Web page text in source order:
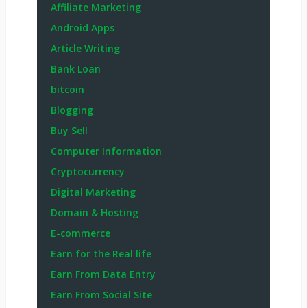
Affiliate Marketing
Android Apps
Article Writing
Bank Loan
bitcoin
Blogging
Buy Sell
Computer Information
Cryptocurrency
Digital Marketing
Domain & Hosting
E-commerce
Earn for the Real life
Earn From Data Entry
Earn From Social Site